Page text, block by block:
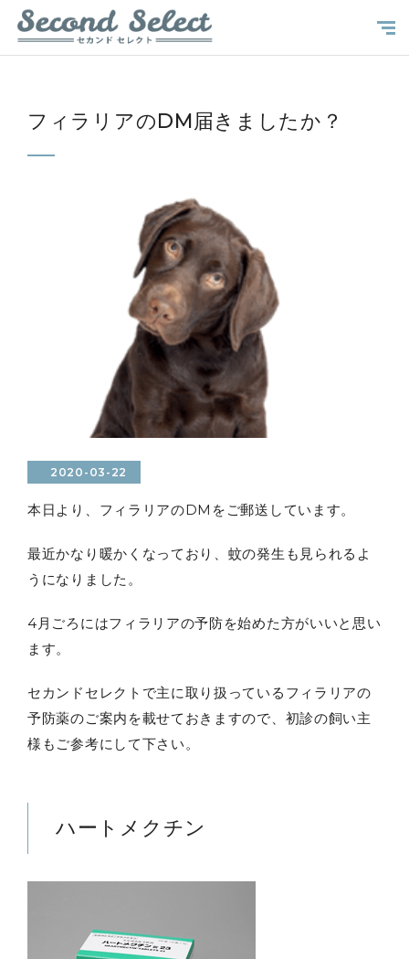
フィラリアのDM届きましたか？
2020-03-22
本日より、フィラリアのDMをご郵送しています。
最近かなり暖かくなっており、蚊の発生も見られるよ
うになりました。
4月ごろにはフィラリアの予防を始めた方がいいと思い
ます。
セカンドセレクトで主に取り扱っているフィラリアの
予防薬のご案内を載せておきますので、初診の飼い主
様もご参考にして下さい。
ハートメクチン